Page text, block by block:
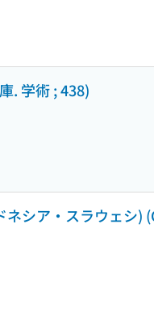
. 学術 ; 438)
シア・スラウェシ)